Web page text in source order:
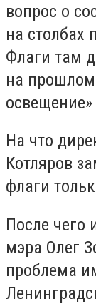
вопрос о
на столбах
Флаги там
на
На что
Котляров
флаги
После чего
мэра Олег
проблема